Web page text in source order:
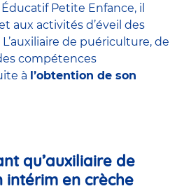
Petite Enfance, il
aux activités d’éveil des
de puériculture, de
compétences
à l’obtention de son
qu’auxiliaire de
intérim en crèche